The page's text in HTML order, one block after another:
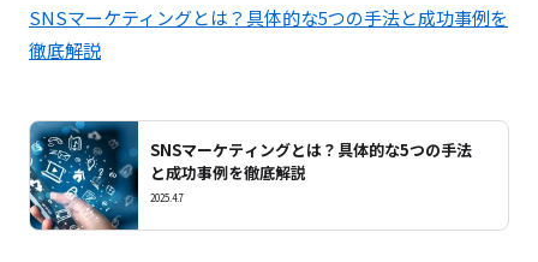
SNSマーケティングとは？具体的な5つの手法と成功事例を
徹底解説
SNSマーケティングとは？具体的な5つの手法
と成功事例を徹底解説
2025.4.7